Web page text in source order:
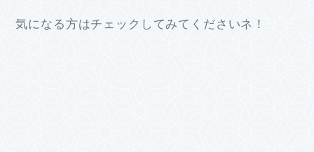
気になる方はチェックしてみてくださいネ！